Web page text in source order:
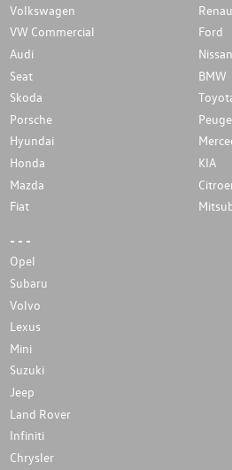
Volkswagen
VW Commercial
Ford
Audi
Nissan
Seat
BMW
Skoda
Porsche
Hyundai
Honda
KIA
Mazda
Fiat
- - -
Opel
Subaru
Volvo
Lexus
Mini
Suzuki
Jeep
Land Rover
Infiniti
Chrysler